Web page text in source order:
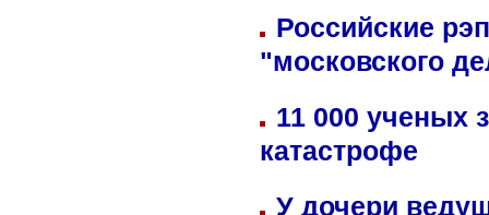
Российские
"московского
11 000 ученых
катастрофе
У дочери